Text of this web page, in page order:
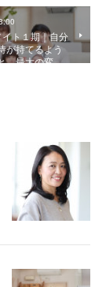
ト１期｜自分
が持てるよう
、最大の変…